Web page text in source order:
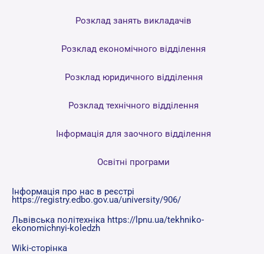
Розклад занять викладачів
Розклад економічного відділення
Розклад юридичного відділення
Розклад технічного відділення
Інформація для заочного відділення
Освітні програми
Інформація про нас в реєстрі
https://registry.edbo.gov.ua/university/906/
Львівська політехніка https://lpnu.ua/tekhniko-
ekonomichnyi-koledzh
Wiki-сторінка